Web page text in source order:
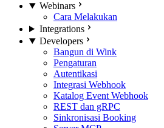
Webinars
Cara Melakukan
Integrations
Developers
Bangun di Wink
Pengaturan
Autentikasi
Integrasi Webhook
Katalog Event Webhook
REST dan gRPC
Sinkronisasi Booking